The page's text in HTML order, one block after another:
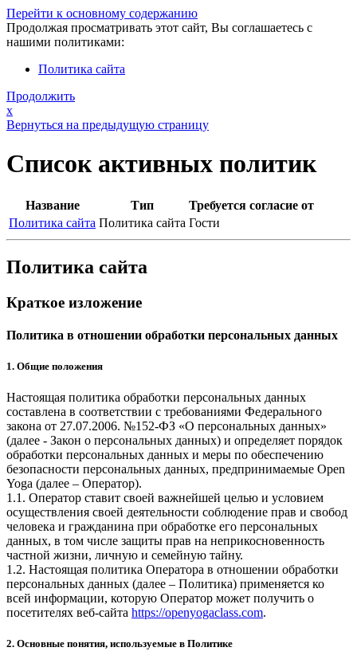
Перейти к основному содержанию
Продолжая просматривать этот сайт, Вы соглашаетесь с
нашими политиками:
Политика сайта
Продолжить
x
Вернуться на предыдущую страницу
Список активных политик
Название Тип
Требуется согласие от
Политика сайта Политика сайта Гости
Политика сайта
Краткое изложение
Политика в отношении обработки персональных данных
1. Общие положения
Настоящая политика обработки персональных данных
составлена в соответствии с требованиями Федерального
закона от 27.07.2006. №152-ФЗ «О персональных данных»
(далее - Закон о персональных данных) и определяет порядок
обработки персональных данных и меры по обеспечению
безопасности персональных данных, предпринимаемые Open
Yoga (далее – Оператор).
1.1. Оператор ставит своей важнейшей целью и условием
осуществления своей деятельности соблюдение прав и свобод
человека и гражданина при обработке его персональных
данных, в том числе защиты прав на неприкосновенность
частной жизни, личную и семейную тайну.
1.2. Настоящая политика Оператора в отношении обработки
персональных данных (далее – Политика) применяется ко
всей информации, которую Оператор может получить о
посетителях веб-сайта https://openyogaclass.com.
2. Основные понятия, используемые в Политике